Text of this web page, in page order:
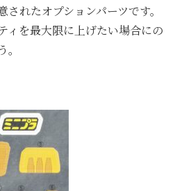
れたオプションパーツです。
ィを最大限に上げたい場合にの